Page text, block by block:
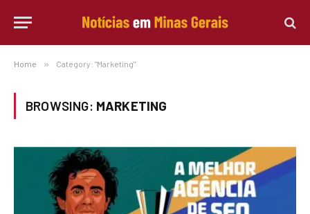
Home » Category: "Marketing"
BROWSING: MARKETING